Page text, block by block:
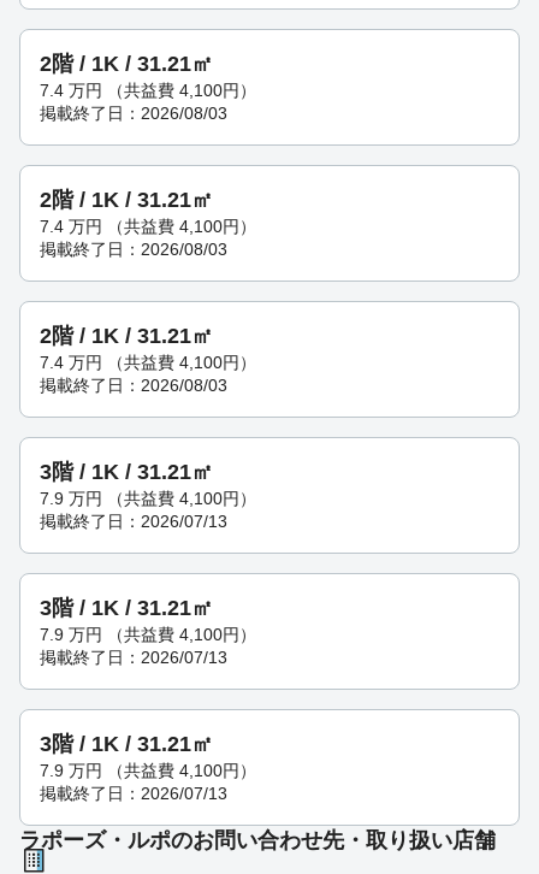
2階 / 1K / 31.21㎡
7.4 万円 （共益費 4,100円）
掲載終了日：2026/08/03
2階 / 1K / 31.21㎡
7.4 万円 （共益費 4,100円）
掲載終了日：2026/08/03
2階 / 1K / 31.21㎡
7.4 万円 （共益費 4,100円）
掲載終了日：2026/08/03
3階 / 1K / 31.21㎡
7.9 万円 （共益費 4,100円）
掲載終了日：2026/07/13
3階 / 1K / 31.21㎡
7.9 万円 （共益費 4,100円）
掲載終了日：2026/07/13
3階 / 1K / 31.21㎡
7.9 万円 （共益費 4,100円）
掲載終了日：2026/07/13
ラポーズ・ルポのお問い合わせ先・取り扱い店舗